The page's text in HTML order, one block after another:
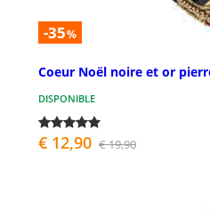
-35%
Coeur Noël noire et or
DISPONIBLE
€ 12,90 € 19,90